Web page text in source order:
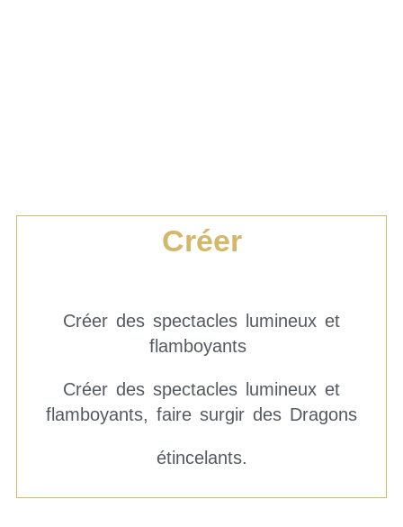
Créer
Créer des spectacles lumineux et
flamboyants
Créer des spectacles lumineux et
flamboyants, faire surgir des Dragons
étincelants.